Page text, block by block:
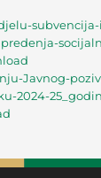
Javnog-
2024-